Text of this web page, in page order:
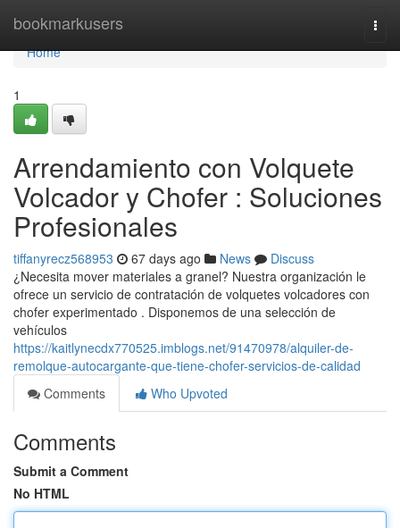
bookmarkusers
Home
Home
1
Arrendamiento con Volquete
Volcador y Chofer : Soluciones
Profesionales
tiffanyrecz568953 67 days ago News
Discuss
¿Necesita mover materiales a granel? Nuestra organización le
ofrece un servicio de contratación de volquetes volcadores con
chofer experimentado . Disponemos de una selección de
vehículos
https://kaitlynecdx770525.imblogs.net/91470978/alquiler-de-
remolque-autocargante-que-tiene-chofer-servicios-de-calidad
Comments
Who Upvoted
Comments
Submit a Comment
No HTML